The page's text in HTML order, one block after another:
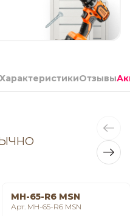
ХарактеристикиОтзывы
MH-65-R6 MSN
Арт. MH-65-R6 MSN